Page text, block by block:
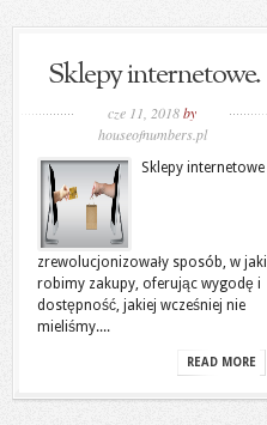
Sklepy internetowe.
cze 11, 2018by
houseofnumbers.pl
Sklepy internetowe
zrewolucjonizowały sposób, w jaki
robimy zakupy, oferując wygodę i
dostępność, jakiej wcześniej nie
mieliśmy....
READ MORE